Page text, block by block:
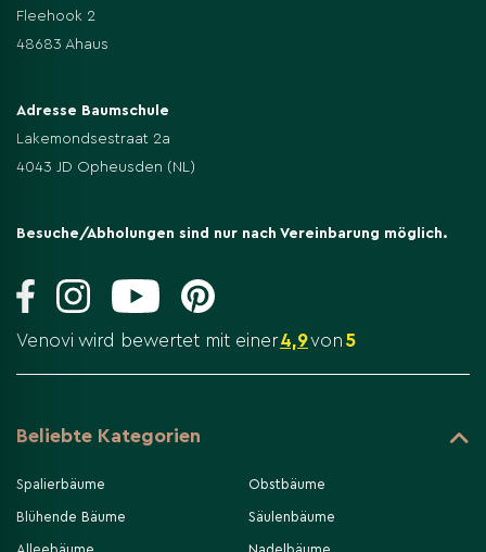
Fleehook 2
48683 Ahaus
Adresse Baumschule
Lakemondsestraat 2a
4043 JD Opheusden (NL)
Besuche/Abholungen sind nur nach Vereinbarung möglich.
Venovi wird bewertet mit einer4,9von 5
Beliebte Kategorien
Spalierbäume
Blühende Bäume
Obstbäume
Säulenbäume